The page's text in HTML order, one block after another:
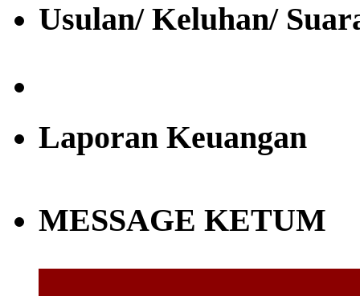
Usulan/ Keluhan/
Laporan Keuangan
MESSAGE KETUM